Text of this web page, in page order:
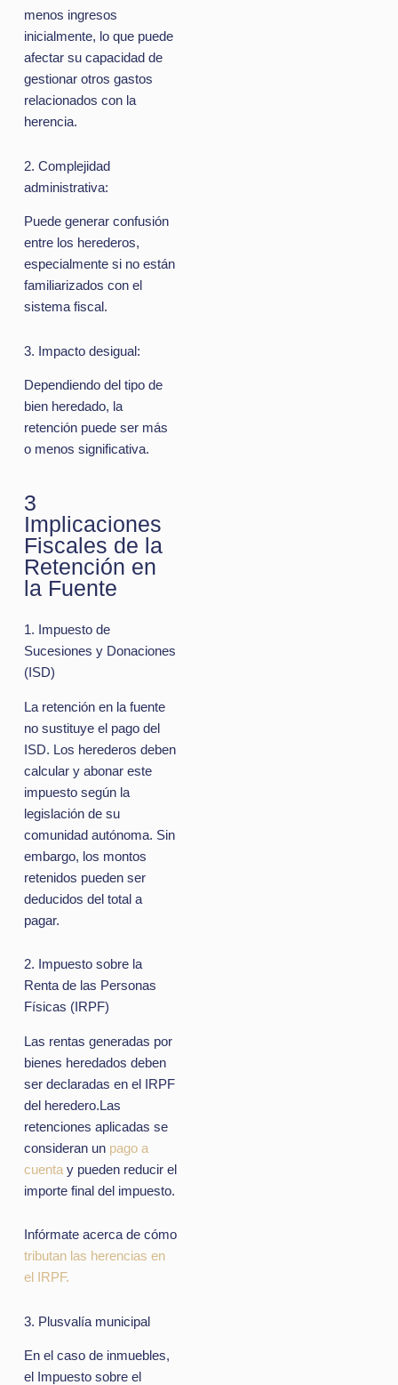
menos ingresos
inicialmente, lo que puede
afectar su capacidad de
gestionar otros gastos
relacionados con la
herencia.
2. Complejidad
administrativa:
Puede generar confusión
entre los herederos,
especialmente si no están
familiarizados con el
sistema fiscal.
3. Impacto desigual:
Dependiendo del tipo de
bien heredado, la
retención puede ser más
o menos significativa.
3
Implicaciones
Fiscales de la
Retención en
la Fuente
1. Impuesto de
Sucesiones y Donaciones
(ISD)
La retención en la fuente
no sustituye el pago del
ISD. Los herederos deben
calcular y abonar este
impuesto según la
legislación de su
comunidad autónoma. Sin
embargo, los montos
retenidos pueden ser
deducidos del total a
pagar.
2. Impuesto sobre la
Renta de las Personas
Físicas (IRPF)
Las rentas generadas por
bienes heredados deben
ser declaradas en el IRPF
del heredero.Las
retenciones aplicadas se
consideran un pago a
cuentay pueden reducir el
importe final del impuesto.
Infórmate acerca de cómo
tributan las herencias en
el IRPF.
3. Plusvalía municipal
En el caso de inmuebles,
el Impuesto sobre el